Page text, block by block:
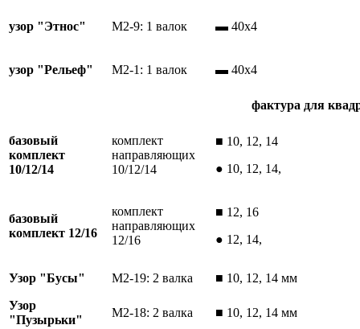
узор "Этнос" М2-9: 1 валок ▬ 40х4
узор "Рельеф" М2-1: 1 валок ▬ 40х4
фактура для
базовый
комплект
10/12/14
комплект
направляющих
10/12/14
■ 10, 12, 14
● 10, 12, 14,
базовый
комплект 12/16
комплект
направляющих
12/16
■ 12, 16
● 12, 14,
Узор "Бусы" М2-19: 2 валка
■ 10, 12, 14 мм
Узор
"Пузырьки"
М2-18: 2 валка
■ 10, 12, 14 мм